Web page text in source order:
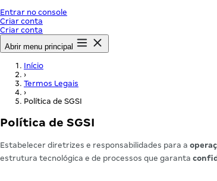
Entrar no console
Criar conta
Criar conta
Abrir menu principal
Início
›
Termos Legais
›
Política de SGSI
Política de SGSI
Estabelecer diretrizes e responsabilidades para a
estrutura tecnológica e de processos que garanta